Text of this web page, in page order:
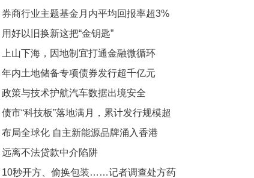
券商行业主题基金月内平均回报率超3%
用好以旧换新这把“金钥匙”
上山下海，因地制宜打通金融微循环
年内土地储备专项债券发行超千亿元
政策与技术护航汽车数据出境安全
债市“科技板”落地满月，累计发行规模超
4000亿元——金融资源加快流向科创领
域
布局全球化 自主新能源品牌涌入香港
远离不法贷款中介陷阱
10秒开方、偷换包装……记者调查处方药